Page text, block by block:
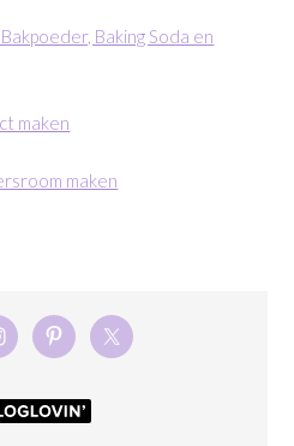
Baking Soda en
maken
maken